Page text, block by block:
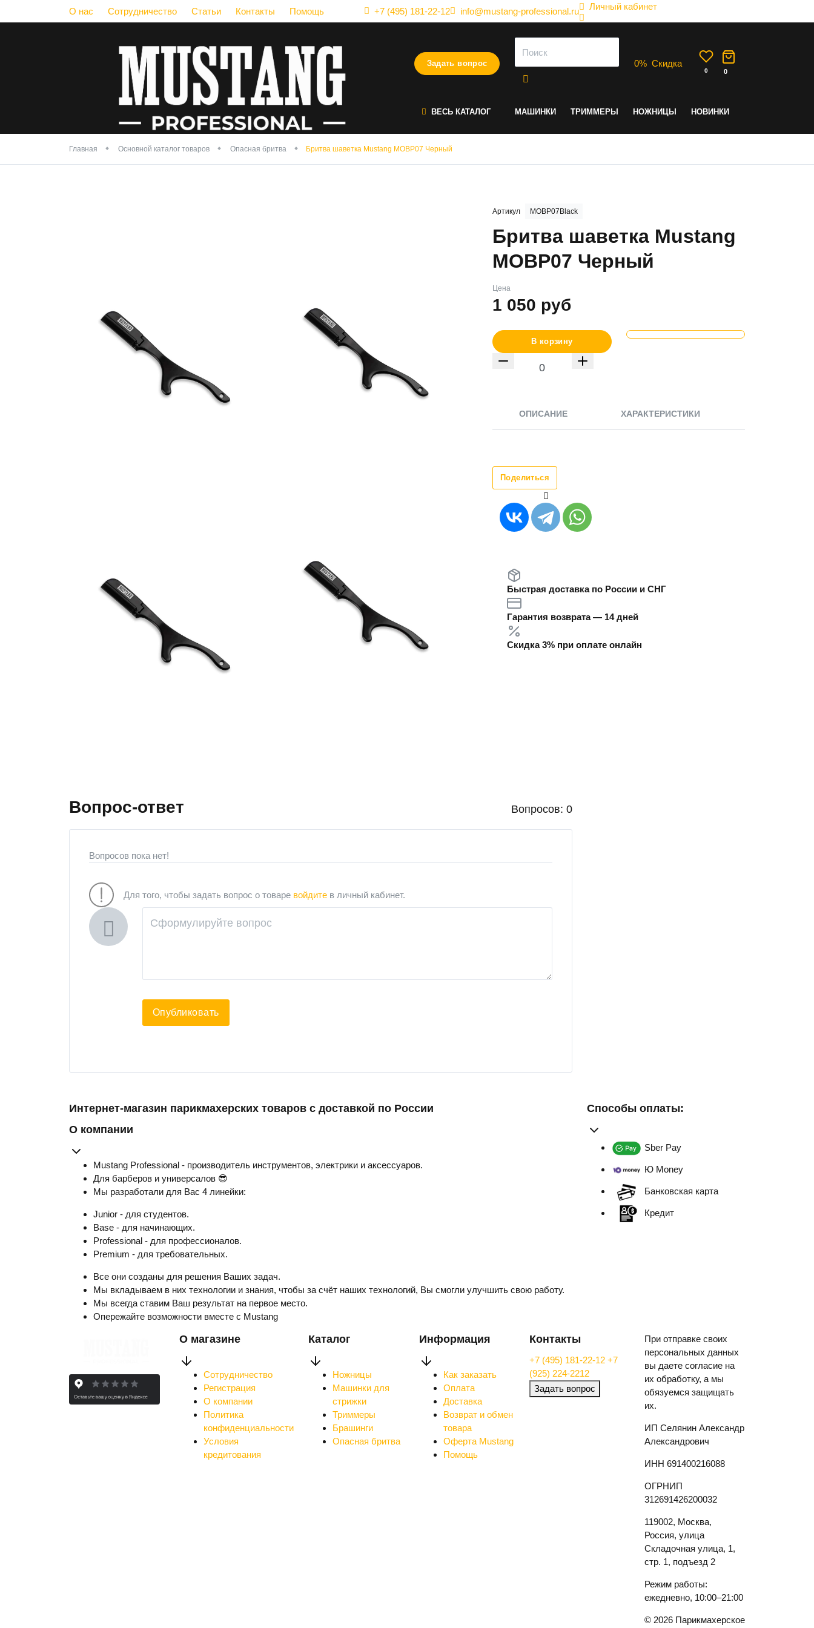
О нас Сотрудничество Статьи Контакты Помощь +7 (495) 181-22-12 info@mustang-professional.ru Личный кабинет
Задать вопрос 0% Скидка
0 0
ВЕСЬ КАТАЛОГ МАШИНКИ ТРИММЕРЫ НОЖНИЦЫ НОВИНКИ
Главная Основной каталог товаров Опасная бритва Бритва шаветка Mustang MOBP07 Черный
Артикул MOBP07Black
Бритва шаветка Mustang
MOBP07 Черный
Цена
1 050 руб
В корзину
ОПИСАНИЕ ХАРАКТЕРИСТИКИ
Поделиться
Быстрая доставка по России и СНГ
Гарантия возврата — 14 дней
Скидка 3% при оплате онлайн
Вопрос-ответ Вопросов: 0
Вопросов пока нет!
Для того, чтобы задать вопрос о товаре войдите в личный кабинет.
Опубликовать
Интернет-магазин парикмахерских товаров с доставкой по России
О компании
Mustang Professional - производитель инструментов, электрики и аксессуаров.
Для барберов и универсалов 😎
Мы разработали для Вас 4 линейки:
Junior - для студентов.
Base - для начинающих.
Professional - для профессионалов.
Premium - для требовательных.
Все они созданы для решения Ваших задач.
Мы вкладываем в них технологии и знания, чтобы за счёт наших технологий, Вы смогли улучшить свою работу.
Мы всегда ставим Ваш результат на первое место.
Опережайте возможности вместе с Mustang
Способы оплаты:
Sber Pay
Ю Money
Банковская карта
Кредит
О магазине
Сотрудничество
Регистрация
О компании
Политика
конфиденциальности
Условия
кредитования
Каталог
Ножницы
Машинки для
стрижки
Триммеры
Брашинги
Опасная бритва
Информация
Как заказать
Оплата
Доставка
Возврат и обмен
товара
Оферта Mustang
Помощь
Контакты
+7 (495) 181-22-12 +7
(925) 224-2212
Задать вопрос
При отправке своих
персональных данных
вы даете согласие на
их обработку, а мы
обязуемся защищать
их.
ИП Селянин Александр
Александрович
ИНН 691400216088
ОГРНИП
312691426200032
119002, Москва,
Россия, улица
Складочная улица, 1,
стр. 1, подъезд 2
Режим работы:
ежедневно, 10:00–21:00
© 2026 Парикмахерское